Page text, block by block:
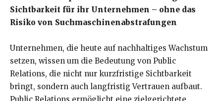
Sichtbarkeit für ihr Unternehmen – ohne das
Risiko von Suchmaschinenabstrafungen
Unternehmen, die heute auf nachhaltiges Wachstum
setzen, wissen um die Bedeutung von Public
Relations, die nicht nur kurzfristige Sichtbarkeit
bringt, sondern auch langfristig Vertrauen aufbaut.